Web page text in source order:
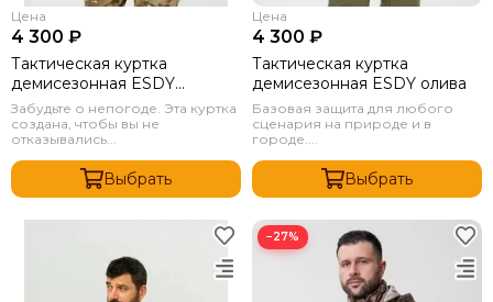
Цена
4 300 ₽
Тактическая куртка
демисезонная ESDY
мультикам
Забудьте о непогоде. Эта куртка
создана, чтобы вы не
отказывались...
Выбрать
Цена
4 300 ₽
Тактическая куртка
демисезонная ESDY олива
Базовая защита для любого
сценария на природе и в
городе....
Выбрать
−27%